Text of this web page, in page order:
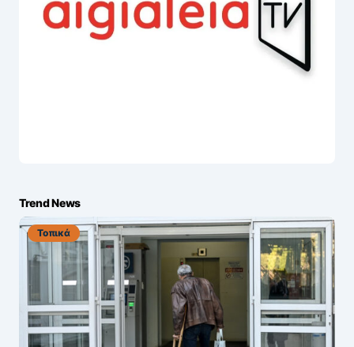
Trend News
Τοπικά